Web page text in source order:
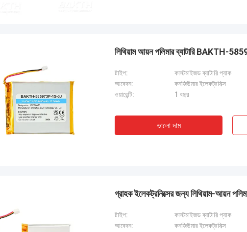
লিথিয়াম আয়ন পলিমার ব্যাটারি BAKTH-
টাইপ:
কাস্টমাইজড ব্যাটারি প্যাক
আবেদন:
কনজিউমার ইলেকট্রনিক্স
ওয়ারেন্টি:
1 বছর
ভালো দাম
গ্রাহক ইলেকট্রনিক্সের জন্য লিথিয়াম-আয়ন
টাইপ:
কাস্টমাইজড ব্যাটারি প্যাক
আবেদন:
কনজিউমার ইলেকট্রনিক্স